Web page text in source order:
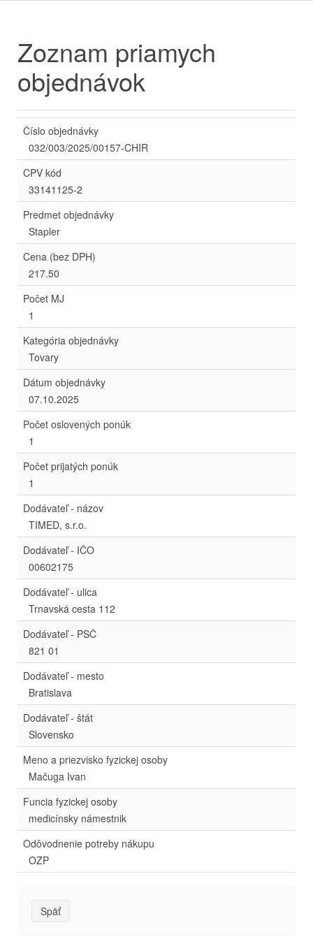
Zoznam priamych
objednávok
Číslo objednávky
032/003/2025/00157-CHIR
CPV kód
33141125-2
Predmet objednávky
Stapler
Cena (bez DPH)
217.50
Počet MJ
1
Kategória objednávky
Tovary
Dátum objednávky
07.10.2025
Počet oslovených ponúk
1
Počet prijatých ponúk
1
Dodávateľ - názov
TIMED, s.r.o.
Dodávateľ - IČO
00602175
Dodávateľ - ulica
Trnavská cesta 112
Dodávateľ - PSČ
821 01
Dodávateľ - mesto
Bratislava
Dodávateľ - štát
Slovensko
Meno a priezvisko fyzickej osoby
Mačuga Ivan
Funcia fyzickej osoby
medicínsky námestnik
Odôvodnenie potreby nákupu
OZP
Späť